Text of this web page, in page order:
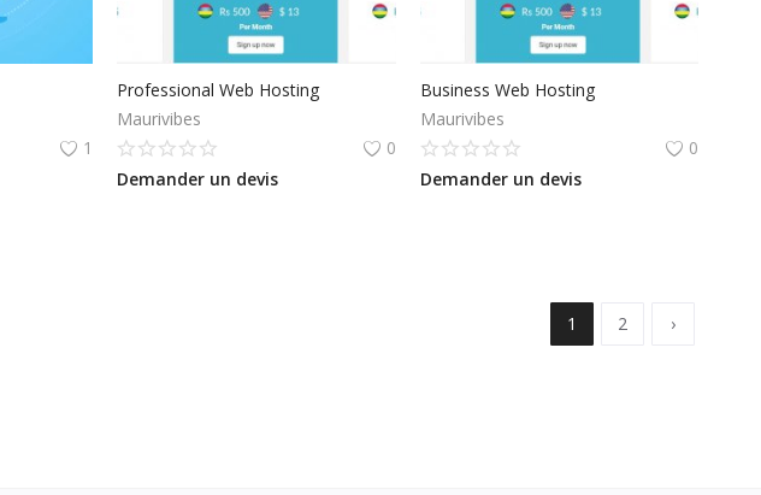
1
Professional Web Hosting
Maurivibes
0
Demander un devis
Business Web Hosting
Maurivibes
0
Demander un devis
1 2 ›